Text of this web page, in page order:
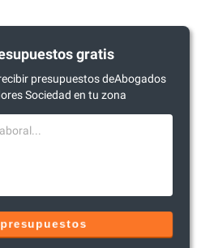
gratis
presupuestos deAbogados
Sociedad en tu zona